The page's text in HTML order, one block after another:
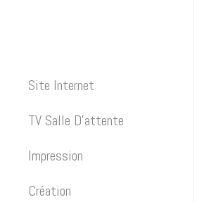
Site Internet
TV Salle D’attente
Impression
Création